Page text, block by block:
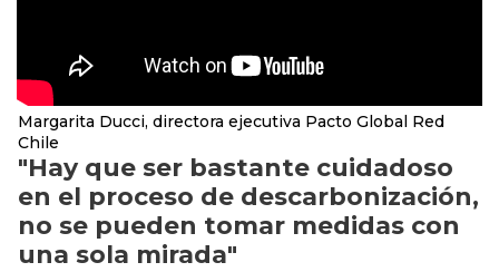
Margarita Ducci, directora ejecutiva Pacto Global Red
Chile
"Hay que ser bastante cuidadoso
en el proceso de descarbonización,
no se pueden tomar medidas con
una sola mirada"